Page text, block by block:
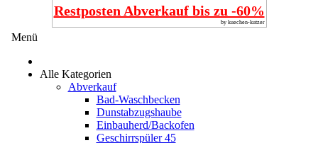
Restposten Abverkauf bis zu -60%
by kuechen-kutzer
Menü
Alle Kategorien
Abverkauf
Bad-Waschbecken
Dunstabzugshaube
Einbauherd/Backofen
Geschirrspüler 45